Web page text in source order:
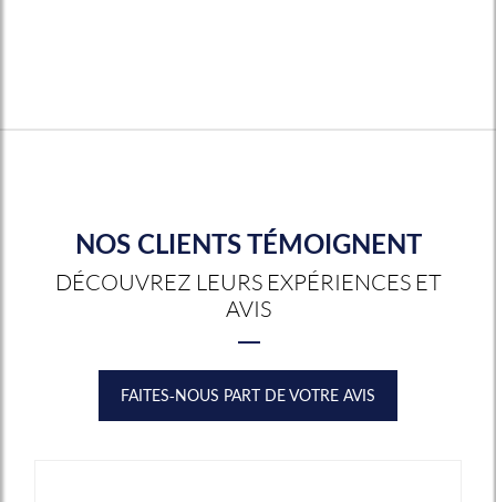
NOS CLIENTS TÉMOIGNENT
DÉCOUVREZ LEURS EXPÉRIENCES ET
AVIS
FAITES-NOUS PART DE VOTRE AVIS